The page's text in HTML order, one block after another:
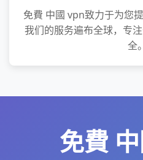
免費 中國 vpn致力于为您
我们的服务遍布全球，专
全。
免費